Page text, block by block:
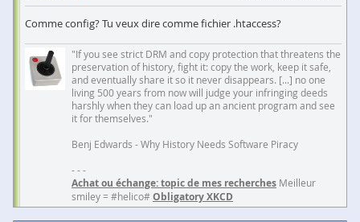
Comme config? Tu veux dire comme fichier .htaccess?
"If you see strict DRM and copy protection that threatens the
preservation of history, fight it: copy the work, keep it safe,
and eventually share it so it never disappears. [...] no one
living 500 years from now will judge your infringing deeds
harshly when they can load up an ancient program and see
it for themselves."
Benj Edwards - Why History Needs Software Piracy
- - -
Achat ou échange: topic de mes recherches Meilleur
smiley = #helico#Obligatory XKCD